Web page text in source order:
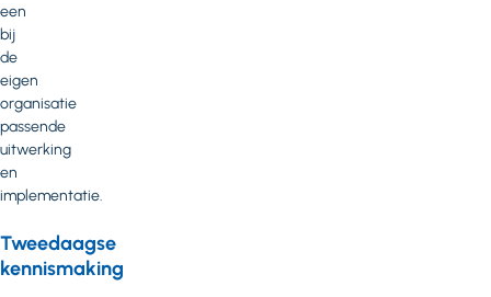
een
bij
de
eigen
organisatie
passende
uitwerking
en
implementatie.
Tweedaagse
kennismaking